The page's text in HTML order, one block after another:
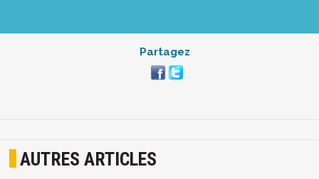
Partagez
AUTRES ARTICLES